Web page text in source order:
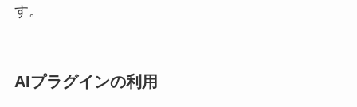
す。
AIプラグインの利用